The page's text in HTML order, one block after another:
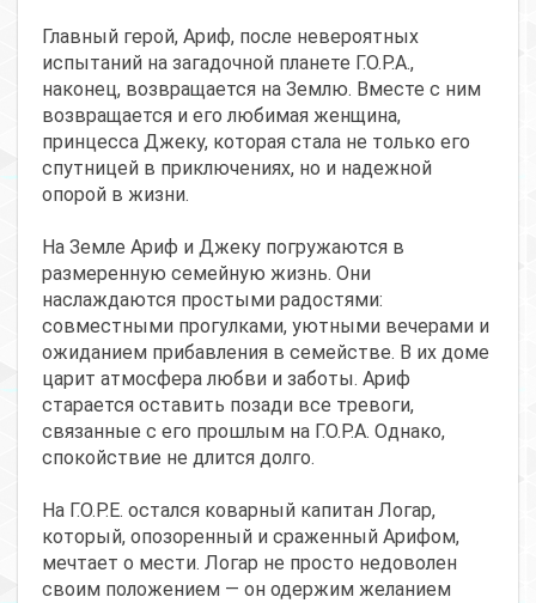
Главный герой, Ариф, после невероятных
испытаний на загадочной планете Г.О.Р.А.,
наконец, возвращается на Землю. Вместе с ним
возвращается и его любимая женщина,
принцесса Джеку, которая стала не только его
спутницей в приключениях, но и надежной
опорой в жизни.
На Земле Ариф и Джеку погружаются в
размеренную семейную жизнь. Они
наслаждаются простыми радостями:
совместными прогулками, уютными вечерами и
ожиданием прибавления в семействе. В их доме
царит атмосфера любви и заботы. Ариф
старается оставить позади все тревоги,
связанные с его прошлым на Г.О.Р.А. Однако,
спокойствие не длится долго.
На Г.О.Р.Е. остался коварный капитан Логар,
который, опозоренный и сраженный Арифом,
мечтает о мести. Логар не просто недоволен
своим положением — он одержим желанием